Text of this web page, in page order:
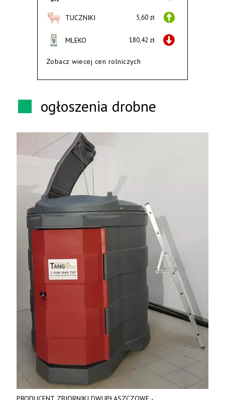
TUCZNIKI 5,60 zł
MLEKO 180,42 zł
Zobacz wiecej cen rolniczych
ogłoszenia drobne